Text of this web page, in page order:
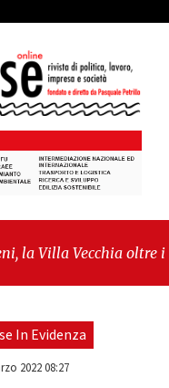
Vecchia oltre i
chiarezza!”"
In Evidenza
2022 08:27